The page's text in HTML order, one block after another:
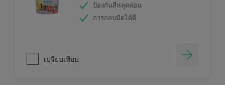
ป้องกันสีหลุดล่อน
การกลบมิดได้ดี
เปรียบเทียบ